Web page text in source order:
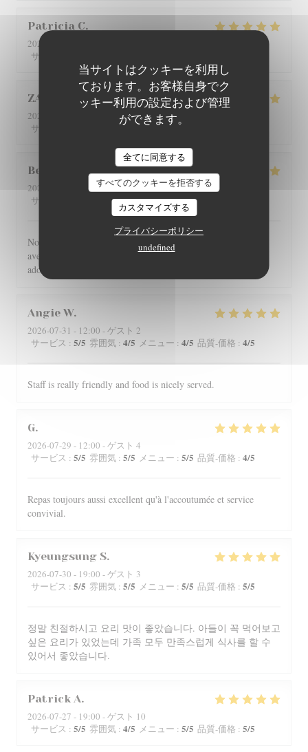
当サイトはクッキーを利用し
ております。お客様自身でク
ッキー利用の設定および管理
ができます。
全てに同意する
すべてのクッキーを拒否する
カスタマイズする
プライバシーポリシー
undefined
Patricia C
2026-08-01
サービス
ZAN
2026-07-29
- 19:00 - ゲスト 2
サービス
:5 メニュー :
Benoît
2026-07-30
- 21:00 - ゲスト 4
サービス
雰囲気:5/5 メニュー:5/5
Nous avons été très bien reçu et servi, accueil très chaleureux,
avec des produits de bonne qualité, très bon restaurant. J'ai
adoré.
Angie W
2026-07-31 - 12:00 - ゲスト 2
サービス : 5/5 雰囲気 : 4/5 メニュー : 4/5 品質-価格 : 4/5
Staff is really friendly and food is nicely served.
G
2026-07-29 - 12:00 - ゲスト 4
サービス : 5/5 雰囲気 : 5/5 メニュー : 5/5 品質-価格 : 4/5
Repas toujours aussi excellent qu'à l'accoutumée et service
convivial.
Kyeungsung S
2026-07-30 - 19:00 - ゲスト 3
サービス : 5/5 雰囲気 : 5/5 メニュー : 5/5 品質-価格 : 5/5
정말 친절하시고 요리 맛이 좋았습니다. 아들이 꼭 먹어보고
싶은 요리가 있었는데 가족 모두 만족스럽게 식사를 할 수
있어서 좋았습니다.
Patrick A
2026-07-27 - 19:00 - ゲスト 10
サービス : 5/5 雰囲気 : 4/5 メニュー : 5/5 品質-価格 : 5/5